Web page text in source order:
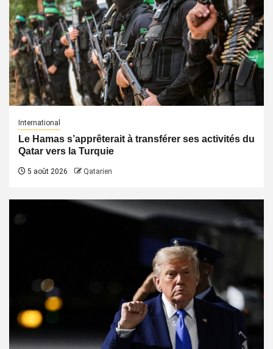
International
Le Hamas s’apprêterait à transférer ses activités du
Qatar vers la Turquie
5 août 2026 Qatarien